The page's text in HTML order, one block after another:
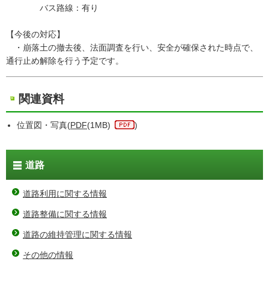
バス路線：有り
【今後の対応】
・崩落土の撤去後、法面調査を行い、安全が確保された時点で、
通行止め解除を行う予定です。
関連資料
位置図・写真(PDF(1MB) )
道路
道路利用に関する情報
道路整備に関する情報
道路の維持管理に関する情報
その他の情報